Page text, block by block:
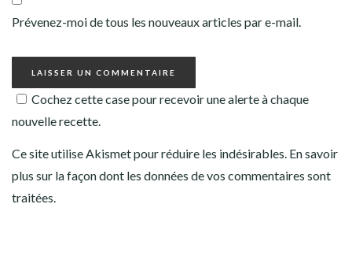
Prévenez-moi de tous les nouveaux articles par e-mail.
Cochez cette case pour recevoir une alerte à chaque
nouvelle recette.
Ce site utilise Akismet pour réduire les indésirables. En savoir
plus sur la façon dont les données de vos commentaires sont
traitées.